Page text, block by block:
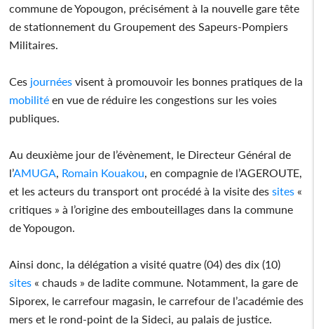
commune de Yopougon, précisément à la nouvelle gare tête
de stationnement du Groupement des Sapeurs-Pompiers
Militaires.
Ces journées visent à promouvoir les bonnes pratiques de la
mobilité en vue de réduire les congestions sur les voies
publiques.
Au deuxième jour de l’évènement, le Directeur Général de
l’AMUGA, Romain Kouakou, en compagnie de l’AGEROUTE,
et les acteurs du transport ont procédé à la visite dessites «
critiques » à l’origine des embouteillages dans la commune
de Yopougon.
Ainsi donc, la délégation a visité quatre (04) des dix (10)
sites « chauds » de ladite commune. Notamment, la gare de
Siporex, le carrefour magasin, le carrefour de l’académie des
mers et le rond-point de la Sideci, au palais de justice.